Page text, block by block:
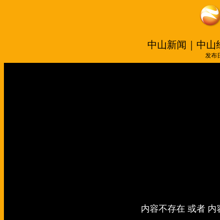
中山新闻｜中山
发布